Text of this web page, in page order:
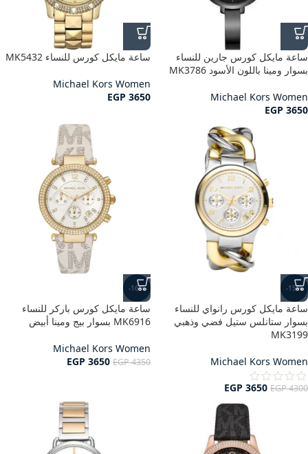
ساعة مايكل كورس جارين للنساء
بسوار ومينا باللون الأسود MK3786
Michael Kors Women
EGP 3650
ساعة مايكل كورس للنساء MK5432
Michael Kors Women
EGP 3650
-15%
ساعة مايكل كورس رانواي للنساء
بسوار ستانلس ستيل فضي وذهبي
MK3199
Michael Kors Women
EGP4300
EGP 3650
-16%
ساعة مايكل كورس باركر للنساء
MK6916 بسوار بيج ومينا أبيض
Michael Kors Women
EGP4350
EGP 3650